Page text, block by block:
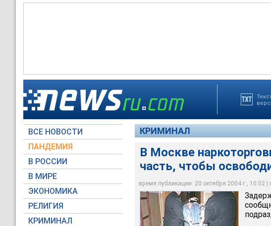
ВСЕ НОВОСТИ
ПАНДЕМИЯ
В РОССИИ
В МИРЕ
ЭКОНОМИКА
РЕЛИГИЯ
КРИМИНАЛ
КРИМИНАЛ
В Москве
часть, чтобы
время публикации: 20 октября 2004 г., 10:02
По данным ГУВД столицы,
оперативниками
веществ и доставлен в дежурную
Архив NEWSru.com
Около 07:00 в помещение
задержанного, которые избили
Объявлен план "Вулкан-5" по
Архив NEWSru.com